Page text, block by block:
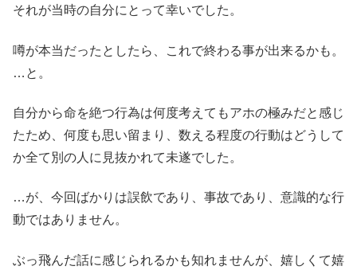
それが当時の自分にとって幸いでした。
噂が本当だったとしたら、これで終わる事が出来るかも。
…と。
自分から命を絶つ行為は何度考えてもアホの極みだと感じ
たため、何度も思い留まり、数える程度の行動はどうして
か全て別の人に見抜かれて未遂でした。
…が、今回ばかりは誤飲であり、事故であり、意識的な行
動ではありません。
ぶっ飛んだ話に感じられるかも知れませんが、嬉しくて嬉